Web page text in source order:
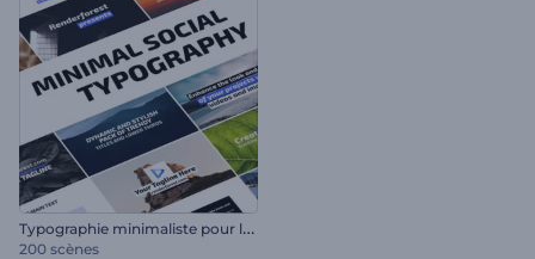
T
ypographie minimaliste pour les réseaux sociaux
200 scènes